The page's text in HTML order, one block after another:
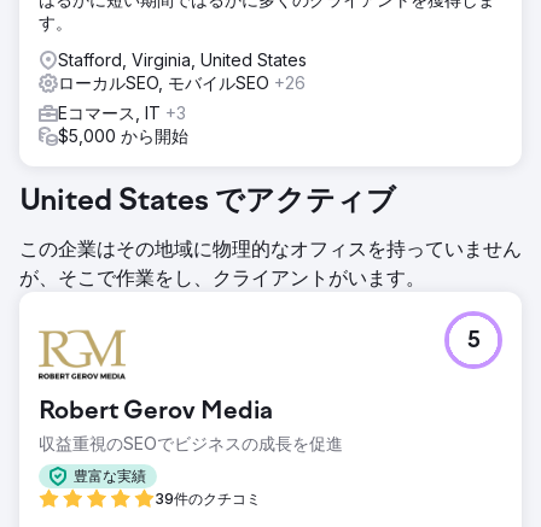
す。
Stafford, Virginia, United States
ローカルSEO, モバイルSEO +26
Eコマース, IT +3
$5,000 から開始
United States でアクティブ
この企業はその地域に物理的なオフィスを持っていません
が、そこで作業をし、クライアントがいます。
Robert Gerov Media
収益重視のSEOでビジネスの成長を促進
豊富な実績
39件のクチコミ
5